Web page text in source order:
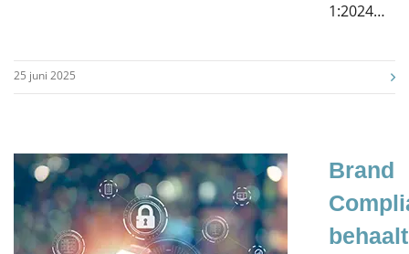
1:2024…
25 juni 2025
Brand
behaalt